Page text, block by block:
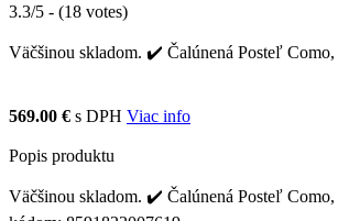
3.3/5 - (18 votes)
Väčšinou skladom. ✔️ Čalúnená Posteľ Como,
569.00 € s DPH Viac info
Popis produktu
Väčšinou skladom. ✔️ Čalúnená Posteľ Como,